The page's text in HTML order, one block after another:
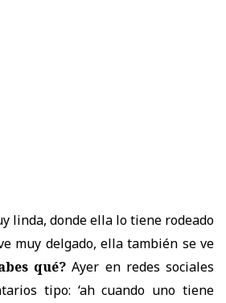
linda, donde ella lo tiene rodeado
muy delgado, ella también se ve
qué? Ayer en redes sociales
tipo: ‘ah cuando uno tiene